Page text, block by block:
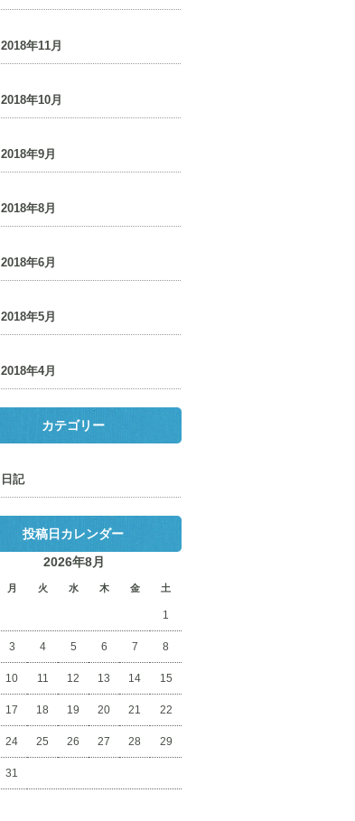
2018年11月
2018年10月
2018年9月
2018年8月
2018年6月
2018年5月
2018年4月
カテゴリー
日記
投稿日カレンダー
2026年8月
月 火 水 木 金 土
1
3 4 5 6 7 8
10 11 12 13 14 15
17 18 19 20 21 22
24 25 26 27 28 29
31